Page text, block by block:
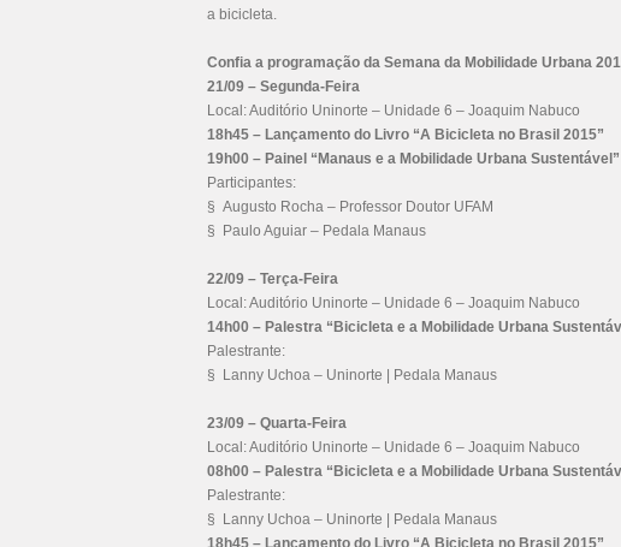
a bicicleta.
Confia a programação da Semana da Mobilidade Urbana
21/09 – Segunda-Feira
Local: Auditório Uninorte – Unidade 6 – Joaquim Nabuco
18h45 – Lançamento do Livro “A Bicicleta no Brasil 2015”
19h00 – Painel “Manaus e a Mobilidade Urbana Sustentável”
Participantes:
§ Augusto Rocha – Professor Doutor UFAM
§ Paulo Aguiar – Pedala Manaus
22/09 – Terça-Feira
Local: Auditório Uninorte – Unidade 6 – Joaquim Nabuco
14h00 – Palestra “Bicicleta e a Mobilidade Urbana
Palestrante:
§ Lanny Uchoa – Uninorte | Pedala Manaus
23/09 – Quarta-Feira
Local: Auditório Uninorte – Unidade 6 – Joaquim Nabuco
08h00 – Palestra “Bicicleta e a Mobilidade Urbana
Palestrante:
§ Lanny Uchoa – Uninorte | Pedala Manaus
18h45 – Lançamento do Livro “A Bicicleta no Brasil 2015”